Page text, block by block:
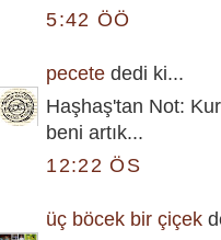
5:42 ÖÖ
pecete dedi ki...
Haşhaş'tan Not:
beni artık...
12:22 ÖS
üç böcek bir çiçek